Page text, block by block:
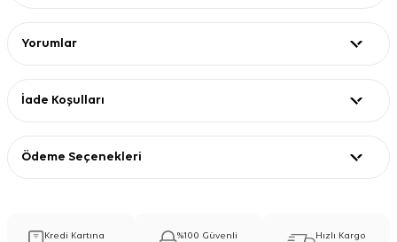
Yorumlar
İade Koşulları
Ödeme Seçenekleri
Kredi Kartına
%100 Güvenli
Hızlı Kargo